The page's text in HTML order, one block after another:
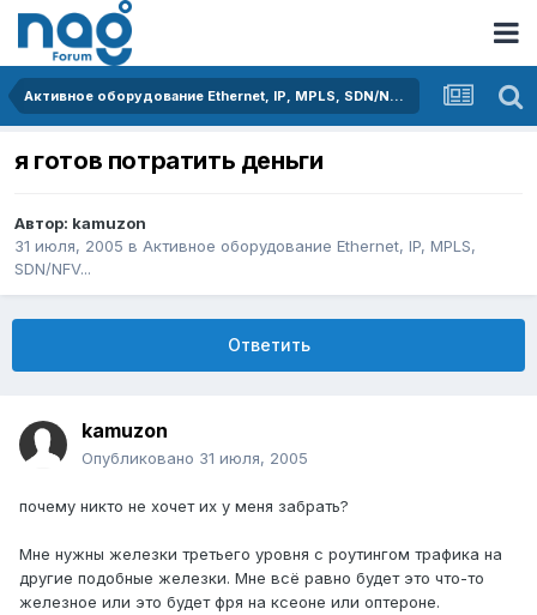
Активное оборудование Ethernet, IP, MPLS, SDN/NFV...
я готов потратить деньги
Автор: kamuzon
31 июля, 2005 в Активное оборудование Ethernet, IP, MPLS,
SDN/NFV...
Ответить
kamuzon
Опубликовано 31 июля, 2005
почему никто не хочет их у меня забрать?
Мне нужны железки третьего уровня с роутингом трафика на
другие подобные железки. Мне всё равно будет это что-то
железное или это будет фря на ксеоне или оптероне.